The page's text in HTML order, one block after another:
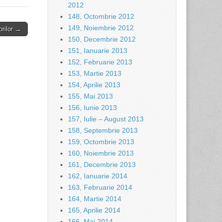
→
2012
148, Octombrie 2012
149, Noiembrie 2012
150, Decembrie 2012
151, Ianuarie 2013
152, Februarie 2013
153, Martie 2013
154, Aprilie 2013
155, Mai 2013
156, Iunie 2013
157, Iulie – August 2013
158, Septembrie 2013
159, Octombrie 2013
160, Noiembrie 2013
161, Decembrie 2013
162, Ianuarie 2014
163, Februarie 2014
164, Martie 2014
165, Aprilie 2014